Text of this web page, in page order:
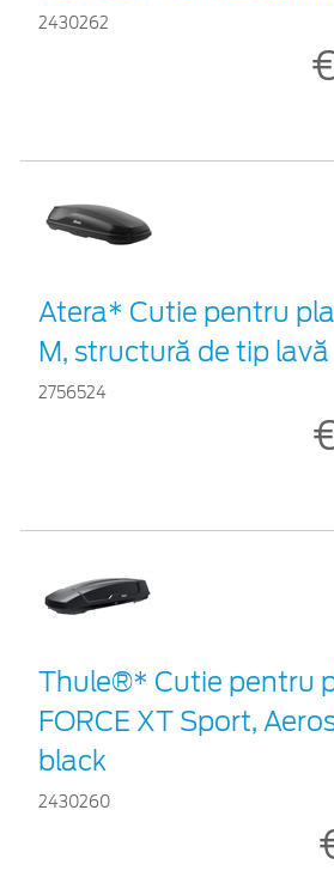
2430262
Atera* Cutie pentru
M, structură de tip lavă
2756524
Thule®* Cutie pentru
FORCE XT Sport,
black
2430260